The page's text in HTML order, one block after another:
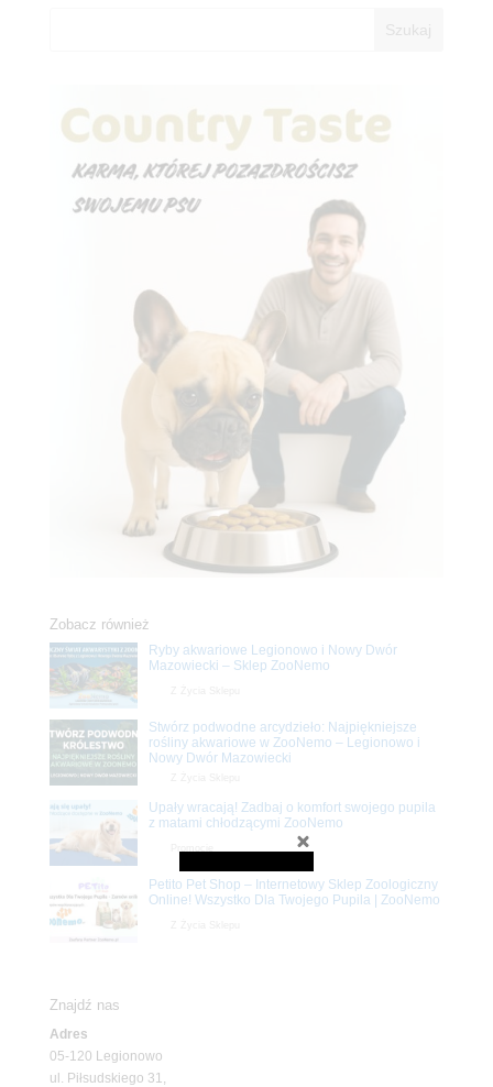
Zobacz również
Ryby akwariowe Legionowo i Nowy Dwór
Mazowiecki – Sklep ZooNemo
Stwórz podwodne arcydzieło: Najpiękniejsze
rośliny akwariowe w ZooNemo – Legionowo i
Nowy Dwór Mazowiecki
Upały wracają! Zadbaj o komfort swojego pupila
z matami chłodzącymi ZooNemo
Petito Pet Shop – Internetowy Sklep Zoologiczny
Online! Wszystko Dla Twojego Pupila | ZooNemo
Znajdź nas
Adres
05-120 Legionowo
ul. Piłsudskiego 31,